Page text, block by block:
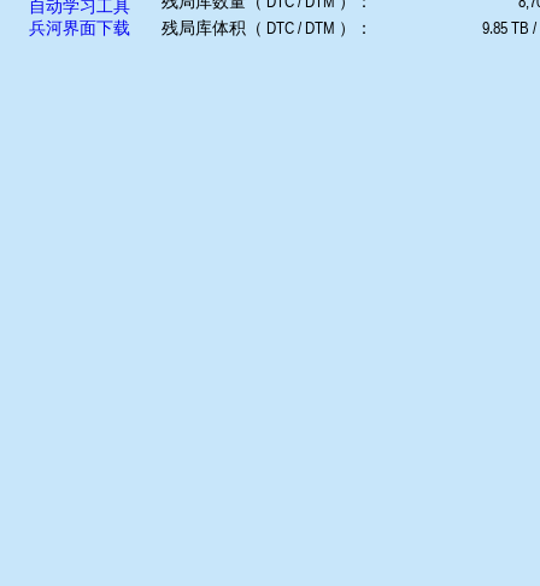
自动学习工具
兵河界面下载
残局库体积（ DTC / DTM ）：
9.85 TB